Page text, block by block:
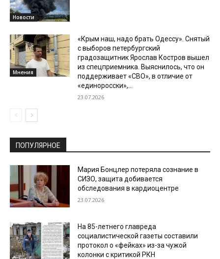
Новости
Мнения
«Крым наш, надо брать Одессу». Снятый
с выборов петербургский
градозащитник Ярослав Костров вышел
из спецприемника. Выяснилось, что он
поддерживает «СВО», в отличие от
«единоросски»,...
23.07.2026
ПОПУЛЯРНОЕ
Мария Бонцлер потеряла сознание в
СИЗО, защита добивается
обследования в кардиоцентре
23.07.2026
На 85-летнего главреда
социалистической газеты составили
протокол о «фейках» из-за чужой
колонки с критикой РКН